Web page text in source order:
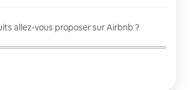
allez-vous proposer sur Airbnb ?